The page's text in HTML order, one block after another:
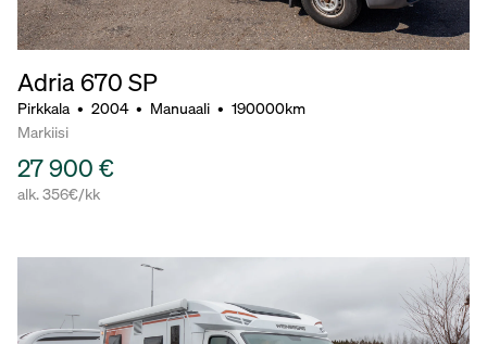
Adria 670 SP
Pirkkala • 2004 • Manuaali • 190000km
Markiisi
27 900 €
alk. 356€/kk